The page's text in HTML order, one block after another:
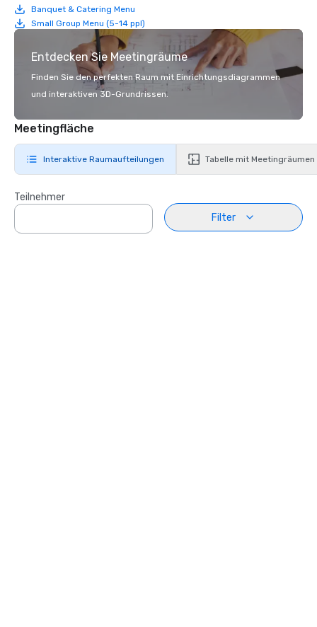
Banquet & Catering Menu
Small Group Menu (5-14 ppl)
Entdecken Sie Meetingräume
Finden Sie den perfekten Raum mit Einrichtungsdiagrammen
und interaktiven 3D-Grundrissen.
Meetingfläche
Interaktive Raumaufteilungen Tabelle mit Meetingräumen
Teilnehmer
Filter